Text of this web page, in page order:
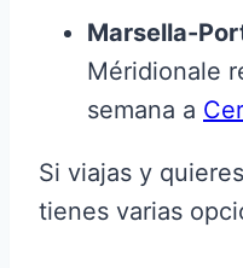
Marsella-
Méridionale
semana a
Si viajas y
tienes varias